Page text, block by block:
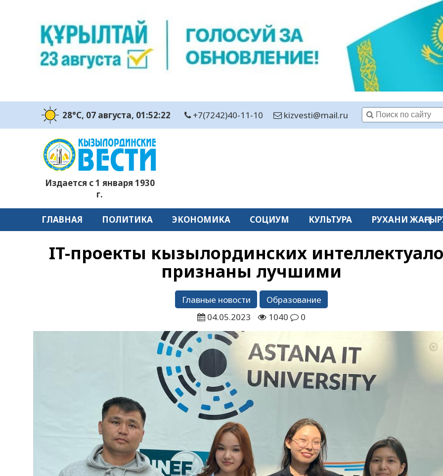
28°C, 07 августа, 01:52:23 +7(7242)40-11-10 kizvesti@mail.ru
Издается с 1 января 1930
г.
ГЛАВНАЯ ПОЛИТИКА ЭКОНОМИКА СОЦИУМ КУЛЬТУРА РУХАНИ
IT-проекты кызылординских
признаны лучшими
Главные новости
Образование
04.05.2023
1040 0